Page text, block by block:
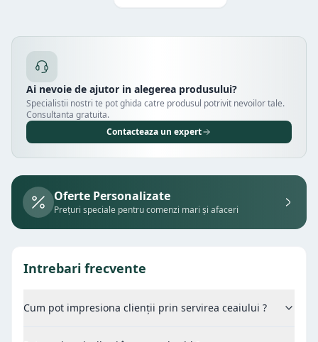
Ai nevoie de ajutor in alegerea produsului?
Specialistii nostri te pot ghida catre produsul potrivit nevoilor tale.
Consultanta gratuita.
Contacteaza un expert
Oferte Personalizate
Prețuri speciale pentru comenzi mari și afaceri
Intrebari frecvente
Cum pot impresiona clienții prin servirea ceaiului ?